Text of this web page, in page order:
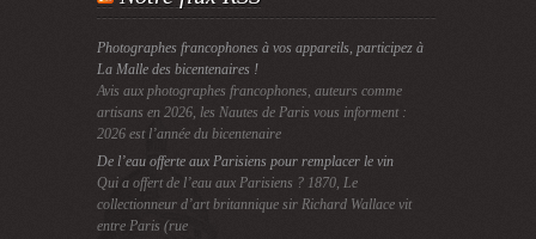
Photographes francophones à vos appareils, participez à
La Malle des bicentenaires !
Avis aux photographes francophones, auteurs comme
artisans en 2026, les Nautes de Paris vous informent :
2026 est l’année du bicentenaire
De l’eau offerte aux Parisiens pour remplacer le vin
Qui a offert de l’eau aux Parisiens ? 1870, Le
collectionneur d’art britannique sir Richard Wallace vit
entre Paris (rue